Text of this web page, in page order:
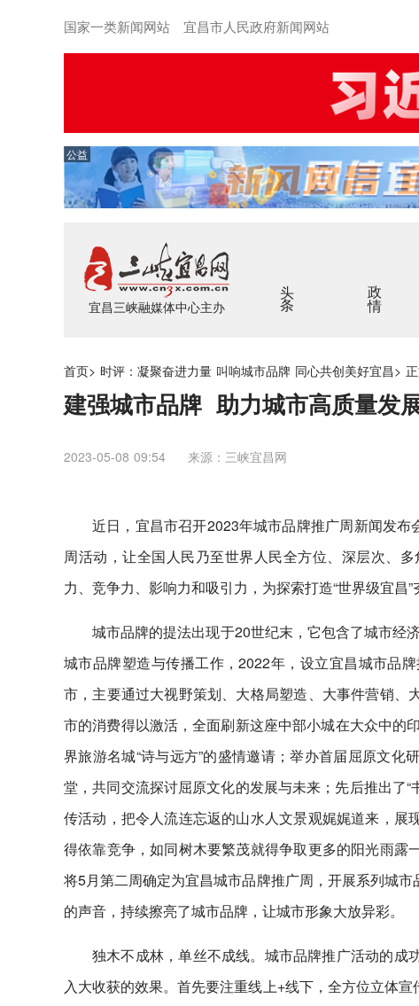
国家一类新闻网站 宜昌市人民政府新闻网站
公益
宜昌三峡融媒体中心主办
头条 政情
首页> 时评：凝聚奋进力量 叫响城市品牌 同心共创美好宜昌>
建强城市品牌 助力城市高质量发
2023-05-08 09:54 来源：三峡宜昌网
近日，宜昌市召开2023年城市品牌推广周新闻发
周活动，让全国人民乃至世界人民全方位、深层次、
力、竞争力、影响力和吸引力，为探索打造“世界级宜昌
城市品牌的提法出现于20世纪末，它包含了城市经
城市品牌塑造与传播工作，2022年，设立宜昌城市品
市，主要通过大视野策划、大格局塑造、大事件营销
市的消费得以激活，全面刷新这座中部小城在大众中的
界旅游名城“诗与远方”的盛情邀请；举办首届屈原文
堂，共同交流探讨屈原文化的发展与未来；先后推出了
传活动，把令人流连忘返的山水人文景观娓娓道来，
得依靠竞争，如同树木要繁茂就得争取更多的阳光雨
将5月第二周确定为宜昌城市品牌推广周，开展系列城
的声音，持续擦亮了城市品牌，让城市形象大放异彩。
独木不成林，单丝不成线。城市品牌推广活动的成
入大收获的效果。首先要注重线上+线下，全方位立体